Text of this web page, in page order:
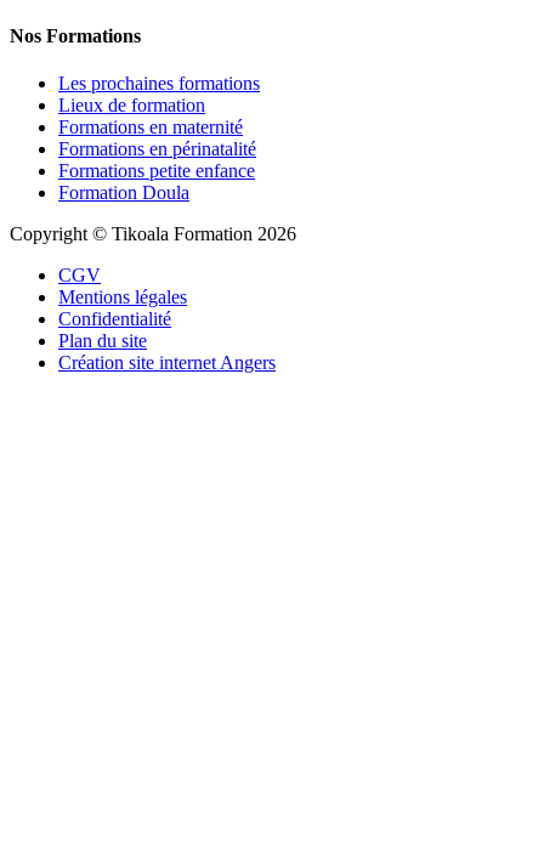
Nos Formations
Les prochaines formations
Lieux de formation
Formations en maternité
Formations en périnatalité
Formations petite enfance
Formation Doula
Copyright © Tikoala Formation 2026
CGV
Mentions légales
Confidentialité
Plan du site
Création site internet Angers